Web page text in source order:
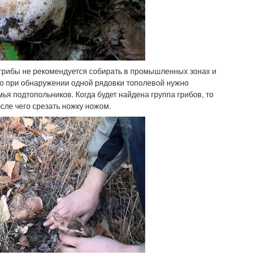
не рекомендуется собирать в промышленных зонах и
при обнаружении одной рядовки тополевой нужно
подтопольников. Когда будет найдена группа грибов, то
чего срезать ножку ножом.